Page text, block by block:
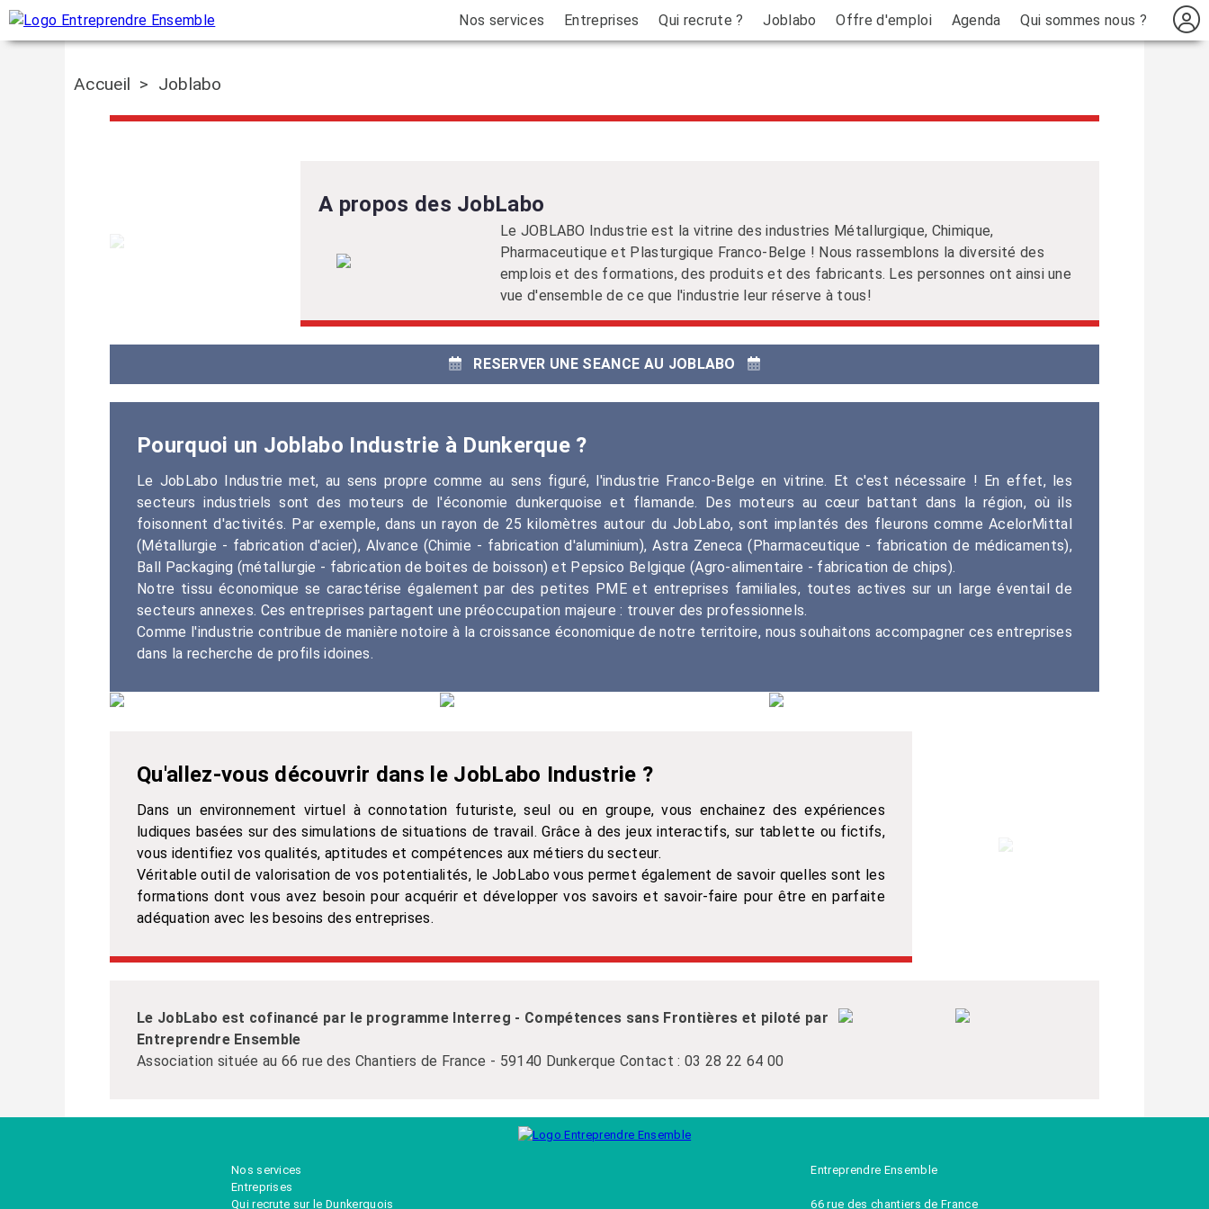
Nos services Entreprises Qui recrute ? Joblabo Offre d'emploi Agenda Qui sommes nous ?
Accueil > Joblabo
A propos des JobLabo
Le JOBLABO Industrie est la vitrine des industries Métallurgique, Chimique,
Pharmaceutique et Plasturgique Franco-Belge ! Nous rassemblons la diversité des
emplois et des formations, des produits et des fabricants. Les personnes ont ainsi une
vue d'ensemble de ce que l'industrie leur réserve à tous!
RESERVER UNE SEANCE AU JOBLABO
Pourquoi un Joblabo Industrie à Dunkerque ?
Le JobLabo Industrie met, au sens propre comme au sens figuré, l'industrie Franco-Belge en vitrine. Et c'est nécessaire ! En effet, les
secteurs industriels sont des moteurs de l'économie dunkerquoise et flamande. Des moteurs au cœur battant dans la région, où ils
foisonnent d'activités. Par exemple, dans un rayon de 25 kilomètres autour du JobLabo, sont implantés des fleurons comme AcelorMittal
(Métallurgie - fabrication d'acier), Alvance (Chimie - fabrication d'aluminium), Astra Zeneca (Pharmaceutique - fabrication de médicaments),
Ball Packaging (métallurgie - fabrication de boites de boisson) et Pepsico Belgique (Agro-alimentaire - fabrication de chips).
Notre tissu économique se caractérise également par des petites PME et entreprises familiales, toutes actives sur un large éventail de
secteurs annexes. Ces entreprises partagent une préoccupation majeure : trouver des professionnels.
Comme l'industrie contribue de manière notoire à la croissance économique de notre territoire, nous souhaitons accompagner ces entreprises
dans la recherche de profils idoines.
Qu'allez-vous découvrir dans le JobLabo Industrie ?
Dans un environnement virtuel à connotation futuriste, seul ou en groupe, vous enchainez des expériences
ludiques basées sur des simulations de situations de travail. Grâce à des jeux interactifs, sur tablette ou fictifs,
vous identifiez vos qualités, aptitudes et compétences aux métiers du secteur.
Véritable outil de valorisation de vos potentialités, le JobLabo vous permet également de savoir quelles sont les
formations dont vous avez besoin pour acquérir et développer vos savoirs et savoir-faire pour être en parfaite
adéquation avec les besoins des entreprises.
Le JobLabo est cofinancé par le programme Interreg - Compétences sans Frontières et piloté par
Entreprendre Ensemble
Association située au 66 rue des Chantiers de France - 59140 Dunkerque Contact : 03 28 22 64 00
Nos services
Entreprises
Qui recrute sur le Dunkerquois
Entreprendre Ensemble
66 rue des chantiers de France